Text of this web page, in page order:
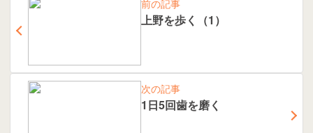
前の記事
上野を歩く（1）
次の記事
1日5回歯を磨く